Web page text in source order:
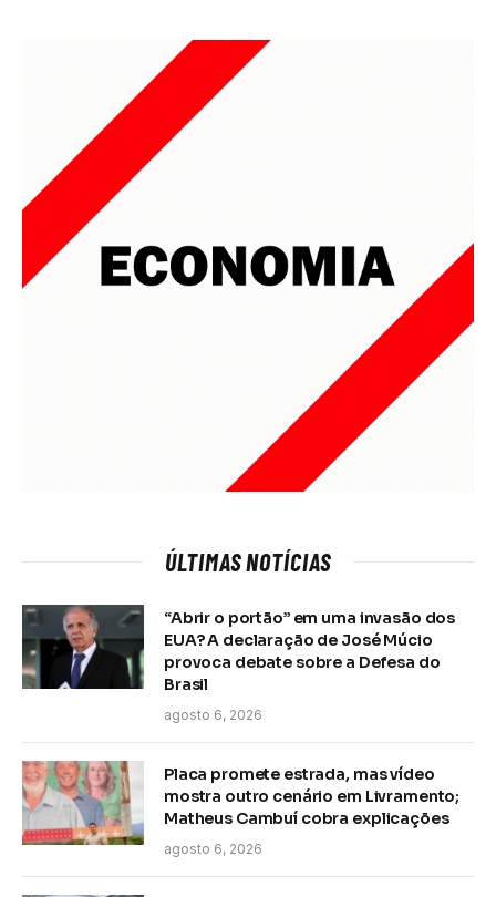
ÚLTIMAS NOTÍCIAS
“Abrir o portão” em uma invasão dos
EUA? A declaração de José Múcio
provoca debate sobre a Defesa do
Brasil
agosto 6, 2026
Placa promete estrada, mas vídeo
mostra outro cenário em Livramento;
Matheus Cambuí cobra explicações
agosto 6, 2026